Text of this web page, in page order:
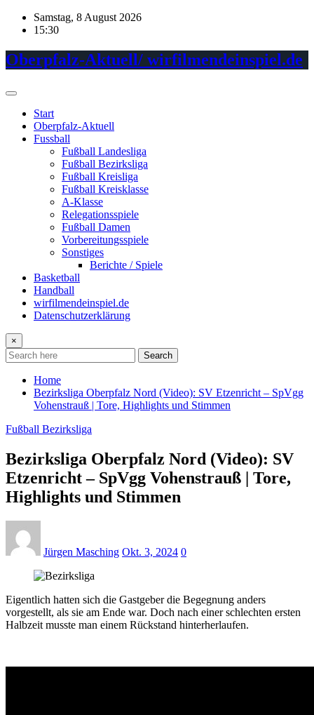
Skip
Samstag, 8 August 2026
15:30
Oberpfalz-Aktuell/ wirfilmendeinspiel.de
Start
Oberpfalz-Aktuell
Fussball
Fußball Landesliga
Fußball Bezirksliga
Fußball Kreisliga
Fußball Kreisklasse
A-Klasse
Relegationsspiele
Fußball Damen
Vorbereitungsspiele
Sonstiges
Berichte / Spiele
Basketball
Handball
wirfilmendeinspiel.de
Datenschutzerklärung
×
Search
Home
Bezirksliga Oberpfalz Nord (Video): SV Etzenricht – SpVgg
Vohenstrauß | Tore, Highlights und Stimmen
Fußball Bezirksliga
Bezirksliga Oberpfalz Nord (Video): SV
Etzenricht – SpVgg Vohenstrauß | Tore,
Highlights und Stimmen
Jürgen Masching Okt. 3, 2024 0
Eigentlich hatten sich die Gastgeber die Begegnung anders
vorgestellt, als sie am Ende war. Doch nach einer schlechten ersten
Halbzeit musste man einem Rückstand hinterherlaufen.